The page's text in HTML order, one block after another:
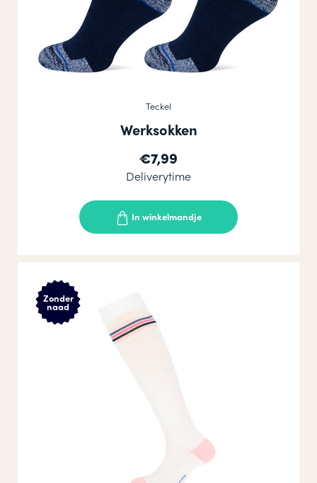
Teckel
Werksokken
€7,99
Deliverytime
In winkelmandje
Zonder
naad